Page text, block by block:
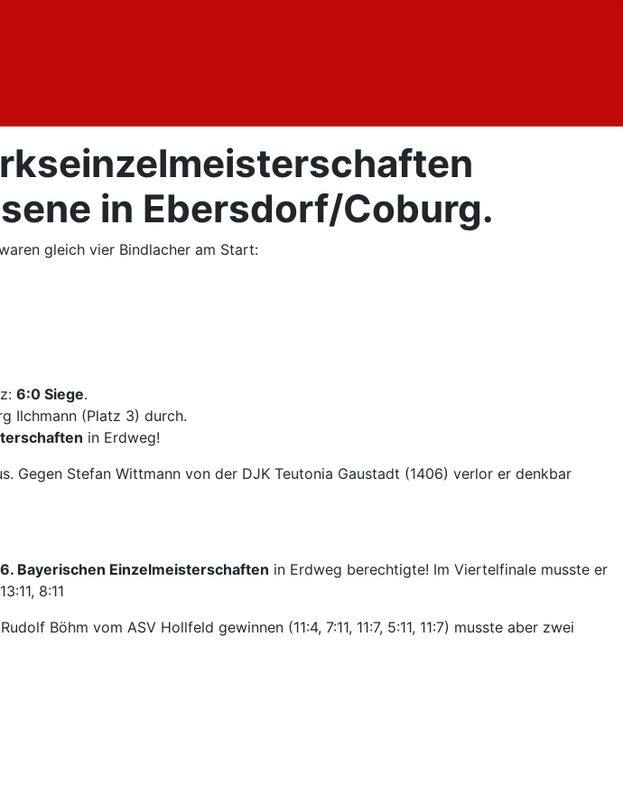
in Ebersdorf/Coburg.
gleich vier Bindlacher am Start:
6:0 Siege.
Ilchmann (Platz 3) durch.
in Erdweg!
Gegen Stefan Wittmann von der DJK Teutonia Gaustadt (1406) verlor er denkbar
Bayerischen Einzelmeisterschaften in Erdweg berechtigte! Im Viertelfinale musste er
8:11
Böhm vom ASV Hollfeld gewinnen (11:4, 7:11, 11:7, 5:11, 11:7) musste aber zwei